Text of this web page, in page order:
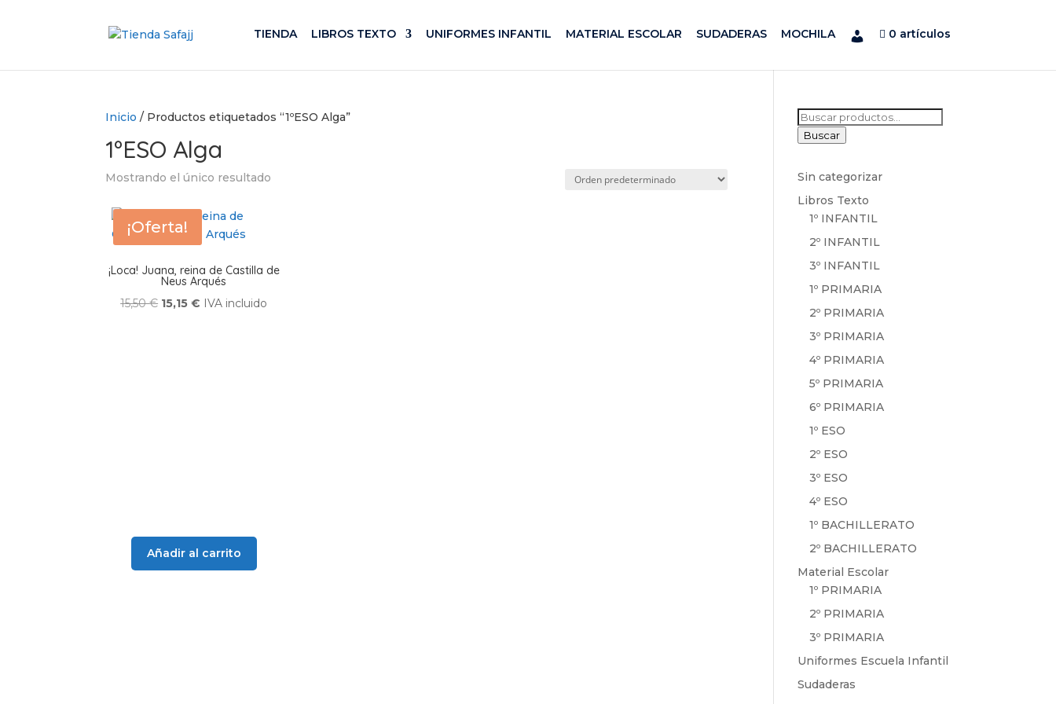
TIENDA LIBROS TEXTO UNIFORMES INFANTIL MATERIAL ESCOLAR SUDADERAS MOCHILA 0 artículos
Inicio / Productos etiquetados “1ºESO Alga”
1ºESO Alga
Mostrando el único resultado
¡Oferta!
¡Loca! Juana, reina de Castilla de
Neus Arqués
15,50€ El
15,15€ El
IVA incluido
Añadir al carrito
Buscar
por:
Buscar
Sin categorizar
Libros Texto
1º INFANTIL
2º INFANTIL
3º INFANTIL
1º PRIMARIA
2º PRIMARIA
3º PRIMARIA
4º PRIMARIA
5º PRIMARIA
6º PRIMARIA
1º ESO
2º ESO
3º ESO
4º ESO
1º BACHILLERATO
2º BACHILLERATO
Material Escolar
1º PRIMARIA
2º PRIMARIA
3º PRIMARIA
Uniformes Escuela Infantil
Sudaderas